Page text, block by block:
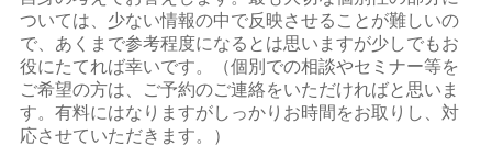
ついては、少ない情報の中で反映させることが難しいの
で、あくまで参考程度になるとは思いますが少しでもお
役にたてれば幸いです。（個別での相談やセミナー等を
ご希望の方は、ご予約のご連絡をいただければと思いま
す。有料にはなりますがしっかりお時間をお取りし、対
応させていただきます。）